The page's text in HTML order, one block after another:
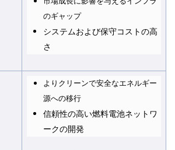
のギャップ
システムおよび保守コストの高
さ
よりクリーンで安全なエネルギー
源への移行
信頼性の高い燃料電池ネットワ
ークの開発